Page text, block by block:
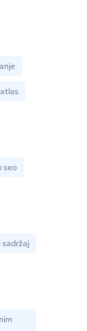
seo
sadržaj